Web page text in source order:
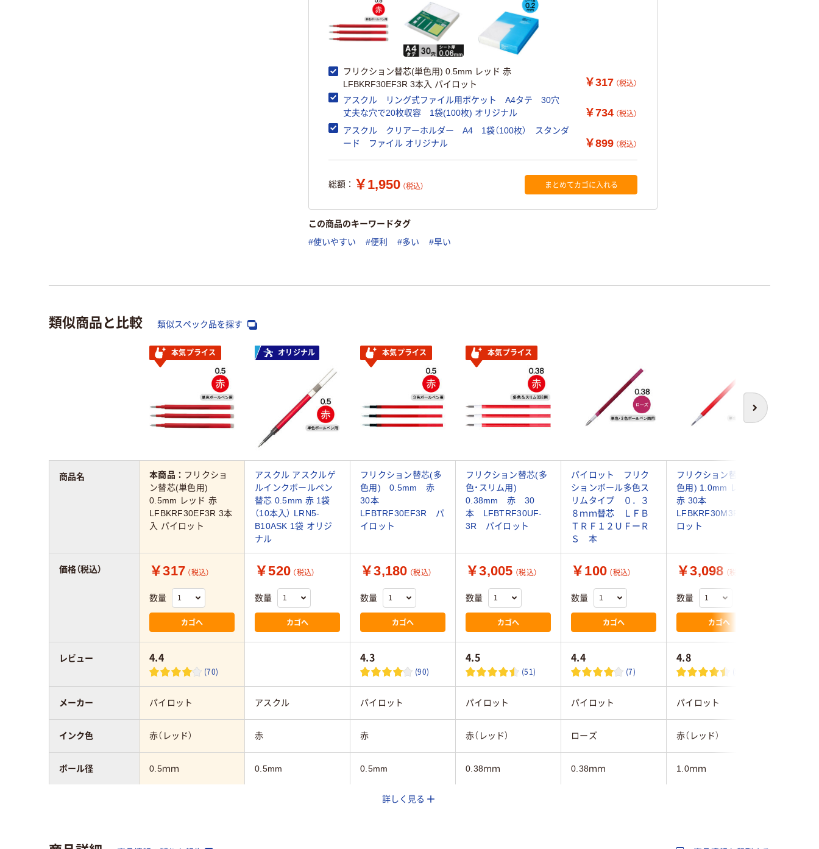
フリクション替芯(単色用) 0.5mm レッド 赤
LFBKRF30EF3R 3本入 パイロット
￥317 （税込）
アスクル リング式ファイル用ポケット A4タテ 30穴
丈夫な穴で20枚収容 1袋(100枚) オリジナル
￥734 （税込）
アスクル クリアーホルダー A4 1袋（100枚） スタンダ
ード ファイル オリジナル
￥899 （税込）
総額： ￥1,950 （税込） まとめてカゴに入れる
この商品のキーワードタグ
#使いやすい #便利 #多い #早い
類似商品と比較 類似スペック品を探す
次へ
本気プライス オリジナル 本気プライス 本気プライス
本商品： フリクショ
ン替芯(単色用)
0.5mm レッド 赤
LFBKRF30EF3R 3本
入 パイロット
アスクル アスクルゲ
ルインクボールペン
替芯 0.5mm 赤 1袋
（10本入） LRN5-
B10ASK 1袋 オリジ
ナル
フリクション替芯(多
色用) 0.5mm 赤
30本
LFBTRF30EF3R パ
イロット
フリクション替芯(多
色・スリム用)
0.38mm 赤 30
本 LFBTRF30UF-
3R パイロット
パイロット フリク
ションボール多色ス
リムタイプ ０．３
８ｍｍ替芯 ＬＦＢ
ＴＲＦ１２ＵＦーＲ
Ｓ 本
フリクション替芯(単
色用) 1.0mm レッド
赤 30本
LFBKRF30M3R パイ
ロット
￥317 （税込）
数量
カゴへ
￥520 （税込）
数量
カゴへ
￥3,180 （税込）
数量
カゴへ
￥3,005 （税込）
数量
カゴへ
￥100 （税込）
数量
カゴへ
￥3,098 （税込）
数量
カゴへ
4.4
(70)
4.3
(90)
4.5
(51)
4.4
(7)
4.8
(5)
パイロット アスクル パイロット パイロット パイロット パイロット
赤（レッド） 赤 赤 赤（レッド） ローズ 赤（レッド）
0.5ｍｍ 0.5mm 0.5mm 0.38ｍｍ 0.38ｍｍ 1.0ｍｍ
3.6mm
商品名
価格（税込）
レビュー
メーカー
インク色
ボール径
詳しく見る